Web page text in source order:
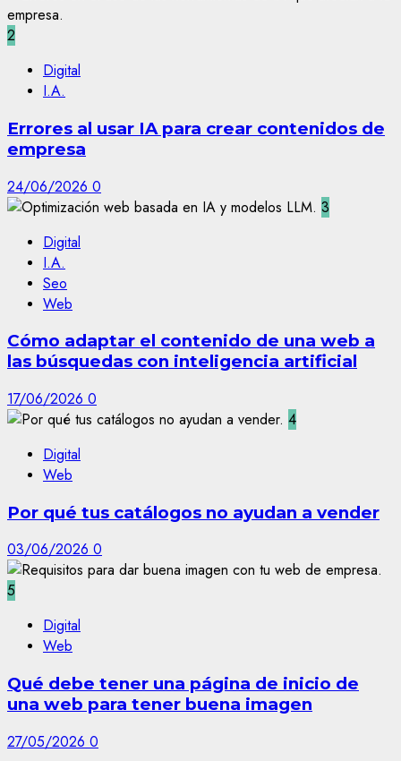
2
Digital
I.A.
Errores al usar IA para crear contenidos de
empresa
24/06/2026 0
3
Digital
I.A.
Seo
Web
Cómo adaptar el contenido de una web a
las búsquedas con inteligencia artificial
17/06/2026 0
4
Digital
Web
Por qué tus catálogos no ayudan a vender
03/06/2026 0
5
Digital
Web
Qué debe tener una página de inicio de
una web para tener buena imagen
27/05/2026 0